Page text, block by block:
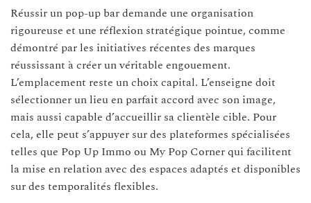
Réussir un pop-up bar demande une organisation
rigoureuse et une réflexion stratégique pointue, comme
démontré par les initiatives récentes des marques
réussissant à créer un véritable engouement.
L’emplacement reste un choix capital. L’enseigne doit
sélectionner un lieu en parfait accord avec son image,
mais aussi capable d’accueillir sa clientèle cible. Pour
cela, elle peut s’appuyer sur des plateformes spécialisées
telles que Pop Up Immo ou My Pop Corner qui facilitent
la mise en relation avec des espaces adaptés et disponibles
sur des temporalités flexibles.